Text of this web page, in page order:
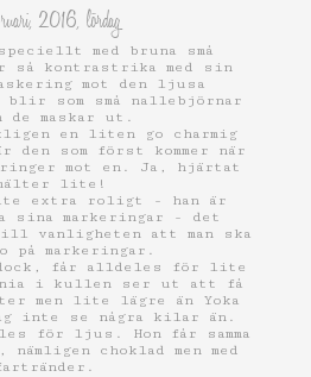
2016, lördag
med bruna små
så kontrastrika med sin
mot den ljusa
blir som små nallebjörnar
de maskar ut.
en liten go charmig
den som först kommer när
mot en. Ja, hjärtat
lite!
extra roligt - han är
sina markeringar - det
att man ska
på markeringar.
dock, får alldeles för lite
i kullen ser ut att få
men lite lägre än Yoka
inte se några kilar än.
för ljus. Hon får samma
choklad men med